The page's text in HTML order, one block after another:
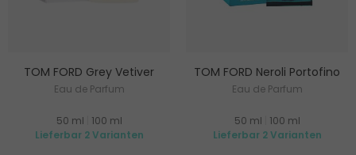
TOM FORD Grey Vetiver
Eau de Parfum
50 ml
100 ml
Lieferbar 2 Varianten
TOM FORD Neroli Portofino
Eau de Parfum
50 ml
100 ml
Lieferbar 2 Varianten